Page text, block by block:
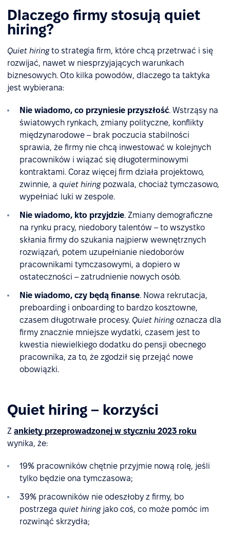
Dlaczego firmy stosują quiet
hiring?
Quiet hiringto strategia firm, które chcą przetrwać i się
rozwijać, nawet w niesprzyjających warunkach
biznesowych. Oto kilka powodów, dlaczego ta taktyka
jest wybierana:
Nie wiadomo, co przyniesie przyszłość. Wstrząsy na
światowych rynkach, zmiany polityczne, konflikty
międzynarodowe – brak poczucia stabilności
sprawia, że firmy nie chcą inwestować w kolejnych
pracowników i wiązać się długoterminowymi
kontraktami. Coraz więcej firm działa projektowo,
zwinnie, a quiet hiringpozwala, chociaż tymczasowo,
wypełniać luki w zespole.
Nie wiadomo, kto przyjdzie. Zmiany demograficzne
na rynku pracy, niedobory talentów – to wszystko
skłania firmy do szukania najpierw wewnętrznych
rozwiązań, potem uzupełnianie niedoborów
pracownikami tymczasowymi, a dopiero w
ostateczności – zatrudnienie nowych osób.
Nie wiadomo, czy będą finanse. Nowa rekrutacja,
preboarding i onboarding to bardzo kosztowne,
czasem długotrwałe procesy. Quiet hiringoznacza dla
firmy znacznie mniejsze wydatki, czasem jest to
kwestia niewielkiego dodatku do pensji obecnego
pracownika, za to, że zgodził się przejąć nowe
obowiązki.
Quiet hiring – korzyści
Z ankiety przeprowadzonej w styczniu 2023 roku
wynika, że:
19% pracowników chętnie przyjmie nową rolę, jeśli
tylko będzie ona tymczasowa;
39% pracowników nie odeszłoby z firmy, bo
postrzega quiet hiringjako coś, co może pomóc im
rozwinąć skrzydła;